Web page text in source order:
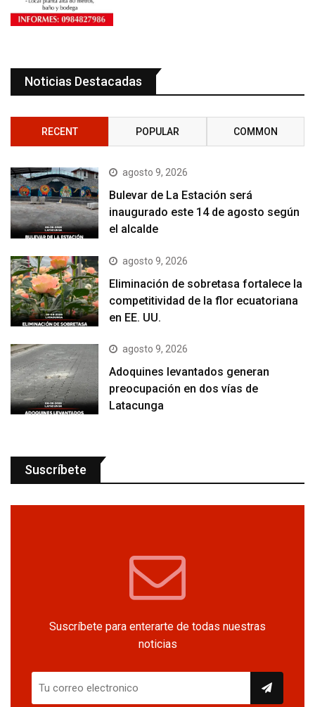
Noticias Destacadas
RECENT POPULAR COMMON
agosto 9, 2026
Bulevar de La Estación será
inaugurado este 14 de agosto según
el alcalde
agosto 9, 2026
Eliminación de sobretasa fortalece la
competitividad de la flor ecuatoriana
en EE. UU.
agosto 9, 2026
Adoquines levantados generan
preocupación en dos vías de
Latacunga
Suscríbete
Suscríbete para enterarte de todas nuestras
noticias